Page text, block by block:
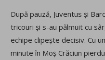
După pauză, Juventus și
tricouri și s-au pălmuit cu
echipe clipește decisiv. Cu
minute în Moș Crăciun